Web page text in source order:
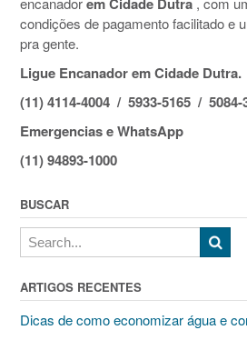
condições de pagamento facilitado e
pra gente.
Ligue Encanador em Cidade Dutra.
(11) 4114-4004 / 5933-5165 / 5084-
Emergencias e WhatsApp
(11) 94893-1000
BUSCAR
ARTIGOS RECENTES
Dicas de como economizar água e